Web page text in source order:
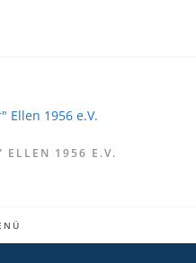
ELLEN 1956 E.V.